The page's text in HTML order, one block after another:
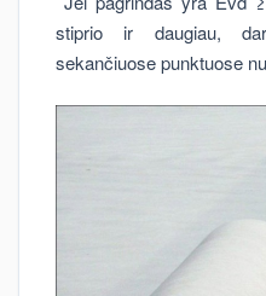
stiprio ir daugiau,
sekančiuose punktuose